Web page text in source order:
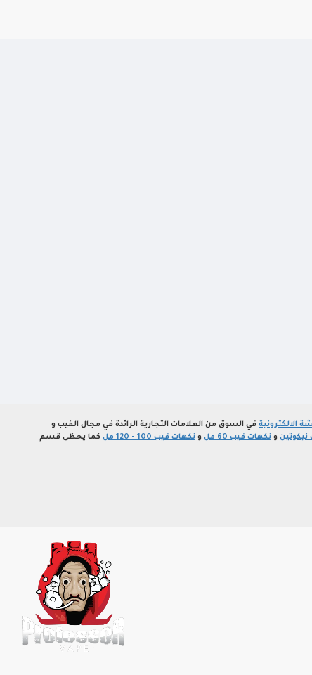
الالكترونية في السوق من العلامات التجارية الرائدة في مجال الفيب و
و نكهات فيب 60 مل و نكهات فيب 100 - 120 مل
كما يحظى قسم